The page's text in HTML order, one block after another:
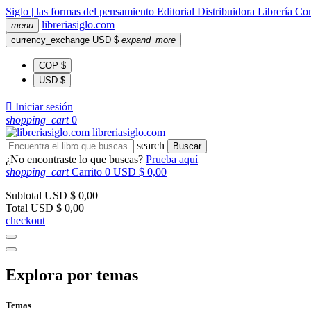
Siglo | las formas del pensamiento Editorial Distribuidora Librería
menu libreriasiglo.com
currency_exchange USD $ expand_more
COP $
USD $
 Iniciar sesión
shopping_cart 0
libreriasiglo.com
search
Buscar
¿No encontraste lo que buscas? Prueba aquí
shopping_cart Carrito 0 USD $ 0,00
Subtotal USD $ 0,00
Total USD $ 0,00
checkout
Explora por temas
Temas